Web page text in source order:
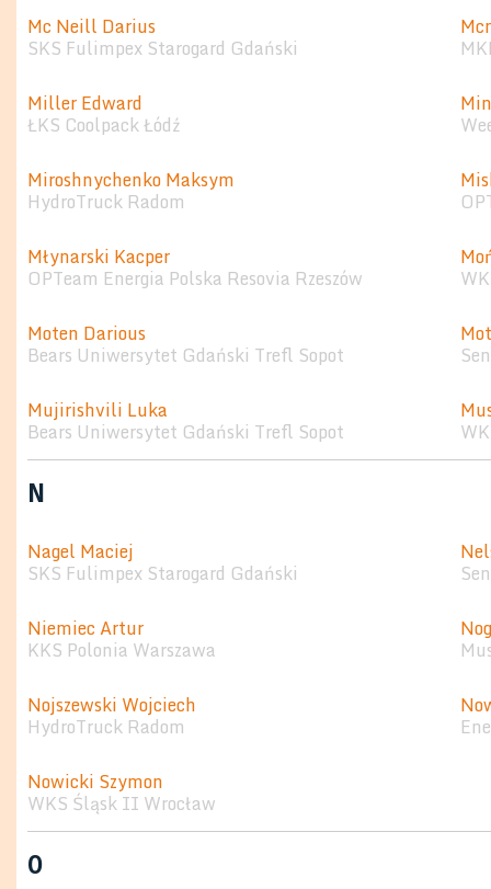
Mc Neill Darius
SKS Fulimpex Starogard Gdański
Miller Edward
ŁKS Coolpack Łódź
Miroshnychenko Maksym
HydroTruck Radom
Młynarski Kacper
OPTeam Energia Polska Resovia Rzeszów
Moten Darious
Bears Uniwersytet Gdański Trefl Sopot
Mujirishvili Luka
Bears Uniwersytet Gdański Trefl Sopot
N
Nagel Maciej
SKS Fulimpex Starogard Gdański
Niemiec Artur
KKS Polonia Warszawa
Nojszewski Wojciech
HydroTruck Radom
Nowicki Szymon
WKS Śląsk II Wrocław
O